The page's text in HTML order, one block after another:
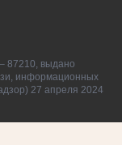
87210, выдано
информационных
27 апреля 2024